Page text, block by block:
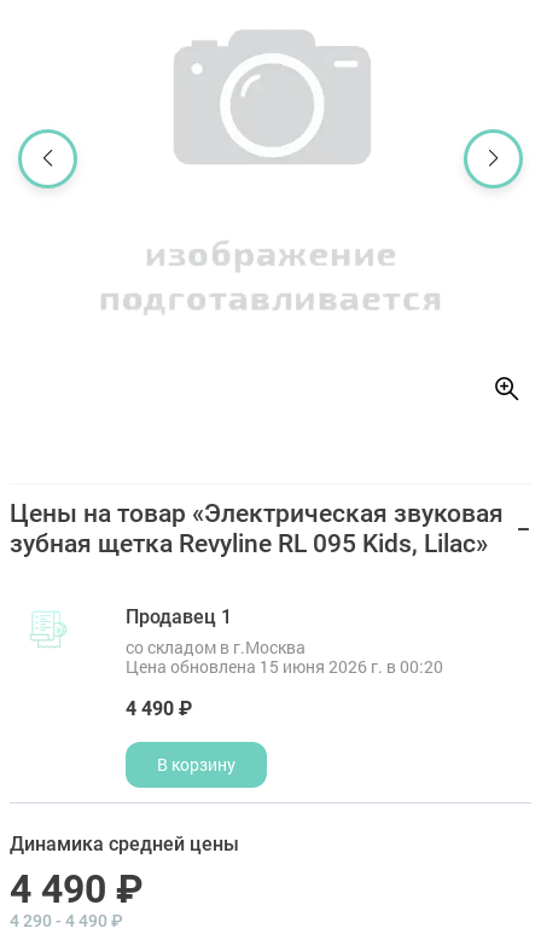
Цены на товар «Электрическая звуковая
зубная щетка Revyline RL 095 Kids, Lilac»
Продавец 1
со складом в г.Москва
Цена обновлена 15 июня 2026 г. в 00:20
4 490 ₽
В корзину
Динамика средней цены
4 490 ₽
4 290 - 4 490 ₽